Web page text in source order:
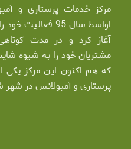
مرکز خدمات پرستاری و
اواسط سال 95
آغاز کرد و در مدت
مشتریان خود را به شیوه
که هم اکنون این مرکز یکی
پرستاری و آمبولانس در